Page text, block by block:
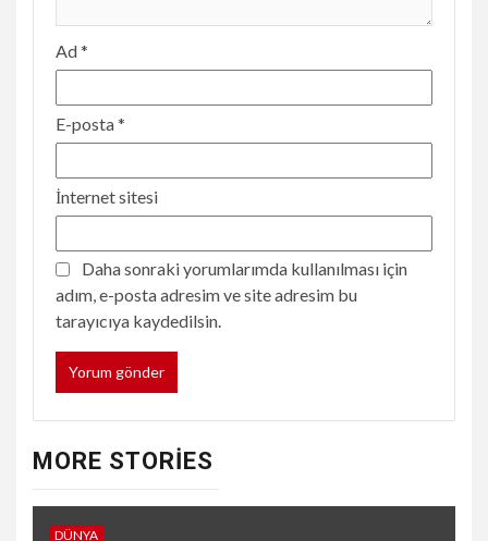
Ad*
E-posta*
İnternet sitesi
Daha sonraki yorumlarımda kullanılması için
adım, e-posta adresim ve site adresim bu
tarayıcıya kaydedilsin.
MORE STORIES
DÜNYA